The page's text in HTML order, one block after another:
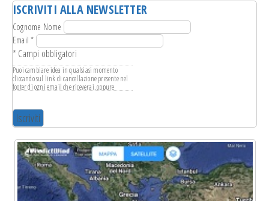
ISCRIVITI ALLA NEWSLETTER
Cognome Nome
Email*
* Campi obbligatori
Puoi cambiare idea in qualsiasi momento
cliccando sul link di cancellazione presente nel
footer di ogni email che riceverai, oppure
sulle nostre pratiche di privacy ti invitiamo a
visitare il nostro sito web. Cliccando su
"iscriviti", accetti l'elaborazione dei tuoi dati in
conformità con questi termini.
Usiamo Mailchimp come piattaforma di
marketing. Cliccando su "iscriviti", accetti che i
tuoi dati vengano trasferite a Mailchimp per
l'elaborazione. Scopri di più sulle pratiche di
privacy di Mailchimpqui.